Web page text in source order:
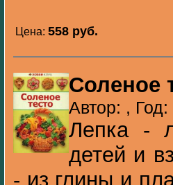
Цена: 558 pуб.
Соленое
Автор: , Год:
Лепка -
детей и
- из глины и